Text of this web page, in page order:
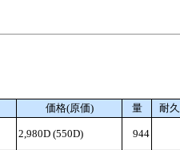
価格(原価) 量 耐久
2,980D (550D) 944